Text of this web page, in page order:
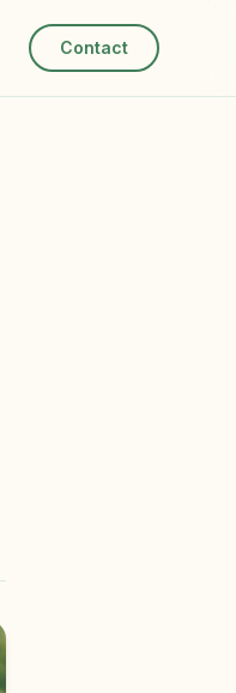
Contact